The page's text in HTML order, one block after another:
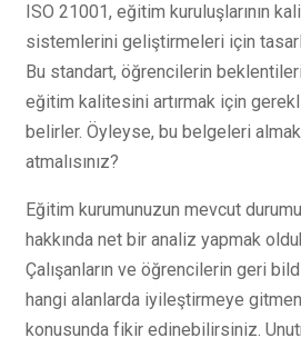
ISO 21001, eğitim kuruluşlarının
sistemlerini geliştirmeleri için
Bu standart, öğrencilerin
eğitim kalitesini artırmak için
belirler. Öyleyse, bu belgeleri almak
atmalısınız?
Eğitim kurumunuzun mevcut
hakkında net bir analiz yapmak
Çalışanların ve öğrencilerin geri
hangi alanlarda iyileştirmeye
konusunda fikir edinebilirsiniz.